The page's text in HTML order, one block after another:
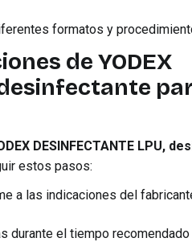
formatos y
de YODEX
desinfectante
DESINFECTANTE LPU,
estos pasos:
a las indicaciones del
durante el tiempo